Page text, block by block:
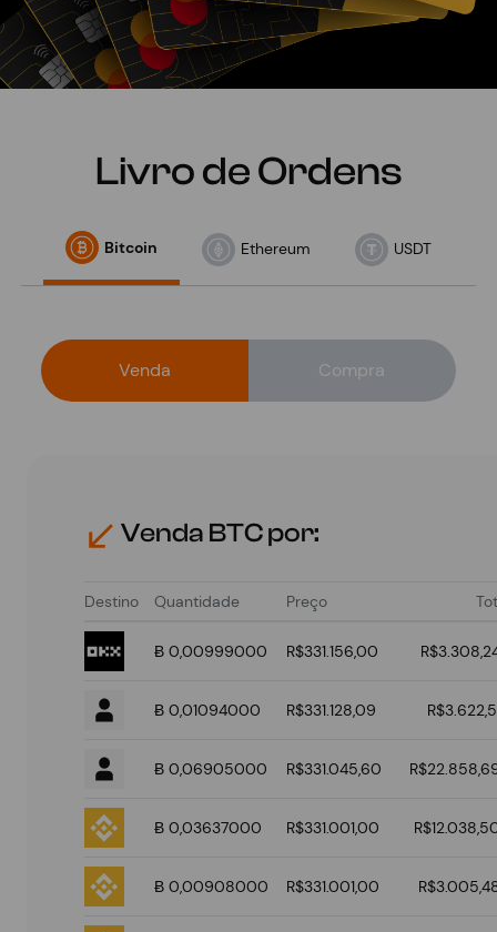
Livro de Ordens
Bitcoin Ethereum USDT
Venda Compra
Venda BTC por:
Destino Quantidade Preço
Ƀ 0,00999000 R$331.156,00
Ƀ 0,01094000 R$331.128,09
Ƀ 0,06905000 R$331.045,60
Ƀ 0,03637000 R$331.001,00
Ƀ 0,00908000 R$331.001,00